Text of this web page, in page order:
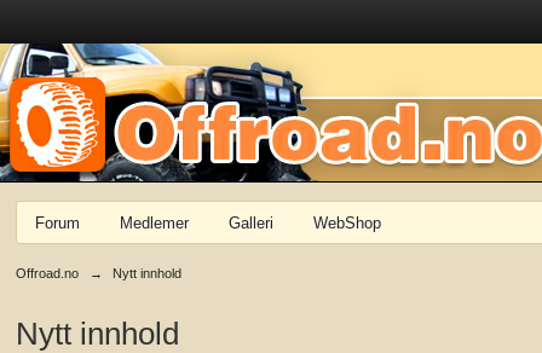
Forum Medlemer Galleri WebShop
Offroad.no → Nytt innhold
Nytt innhold